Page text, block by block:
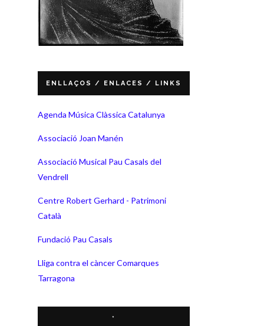
ENLLAÇOS / ENLACES / LINKS
Agenda Música Clàssica Catalunya
Associació Joan Manén
Associació Musical Pau Casals del
Vendrell
Centre Robert Gerhard - Patrimoni
Català
Fundació Pau Casals
Lliga contra el càncer Comarques
Tarragona
*